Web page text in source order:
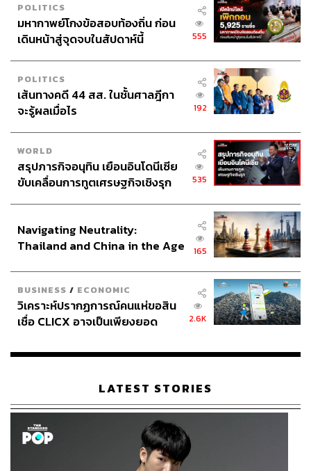
Expertise Room @โรงภาพยนตร์ krungsri IMAX
เริ่มเปิดประตูห้องก่อนเริ่มแต่ละ Session 10 นาที
งานก่อนเริ่มแต่ละ Session 45 นาที บริเวณ Expertise
Room
สามารถเข้าพื้นที่ได้ก่อนเริ่มแต่ละ Session 10
นาที หากมาหลังจากที่เริ่มแต่ละ Session ไปแล้ว
15 นาที ที่นั่งของท่านจะถูกส่งต่อให้ผู้เข้าร่วม
POLITICS
มหากาพย์โกงข้อสอบท้องถิ่น ก่อน
เดินหน้าสู่จุดจบในสัปดาห์นี้
555
POLITICS
เส้นทางคดี 44 สส. ในชั้นศาลฎีกา
จะรู้ผลเมื่อไร
192
WORLD
สรุปภารกิจอนุทิน เยือนอินโดนีเซีย
ขับเคลื่อนการทูตเศรษฐกิจเชิงรุก
535
Navigating Neutrality:
Thailand and China in the Age
165
BUSINESS / ECONOMIC
วิเคราะห์ปรากฏการณ์คนแห่ขอสิน
เชื่อ CLICX อาจเป็นเพียงยอด
เรือนไทยที่ถูกซุกไว้
2.6K
LATEST STORIES